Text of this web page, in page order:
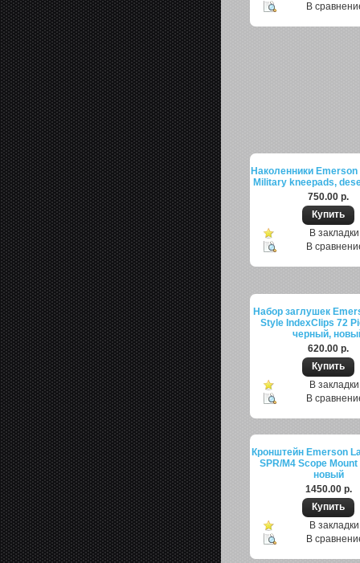
В
Наколенники
Military kneepads,
750.00 р.
В закладки
В
Набор заглушек
Style IndexClips 72
черный,
620.00 р.
В закладки
В
Кронштейн Emerson
SPR/M4 Scope Mount
новый
1450.00 р.
В закладки
В